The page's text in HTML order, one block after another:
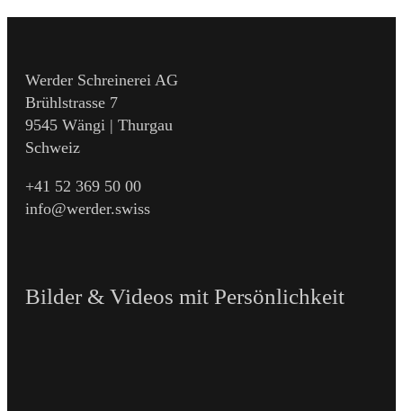
Werder Schreinerei AG
Brühlstrasse 7
9545 Wängi | Thurgau
Schweiz
+41 52 369 50 00
info@werder.swiss
Bilder & Videos mit Persönlichkeit